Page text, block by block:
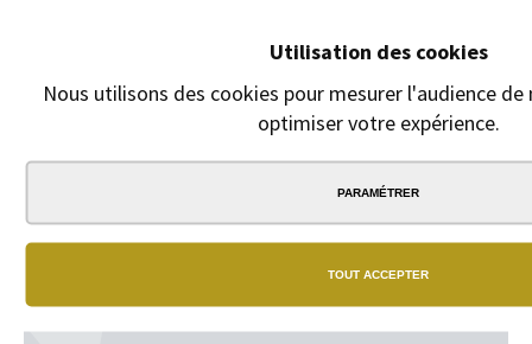
Utilisation des cookies
Nous utilisons des cookies pour mesurer l'audience
optimiser votre expérience.
PARAMÉTRER
TOUT ACCEPTER